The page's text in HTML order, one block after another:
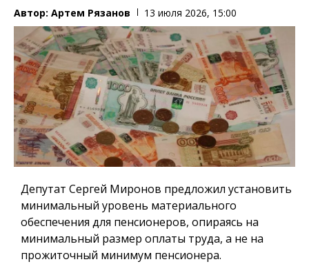
Автор: Артем Рязанов 13 июля 2026, 15:00
Депутат Сергей Миронов предложил установить
минимальный уровень материального
обеспечения для пенсионеров, опираясь на
минимальный размер оплаты труда, а не на
прожиточный минимум пенсионера.